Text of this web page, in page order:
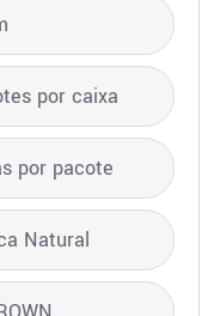
por caixa
por pacote
Natural